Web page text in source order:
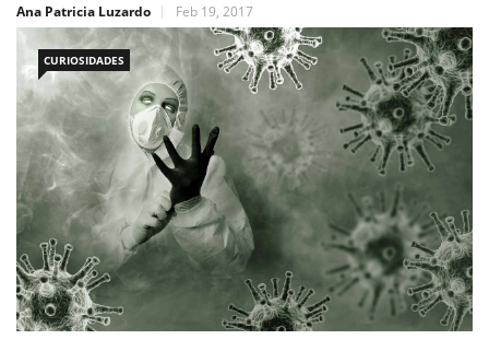
Ana Patricia Luzardo
Feb 19, 2017
CURIOSIDADES